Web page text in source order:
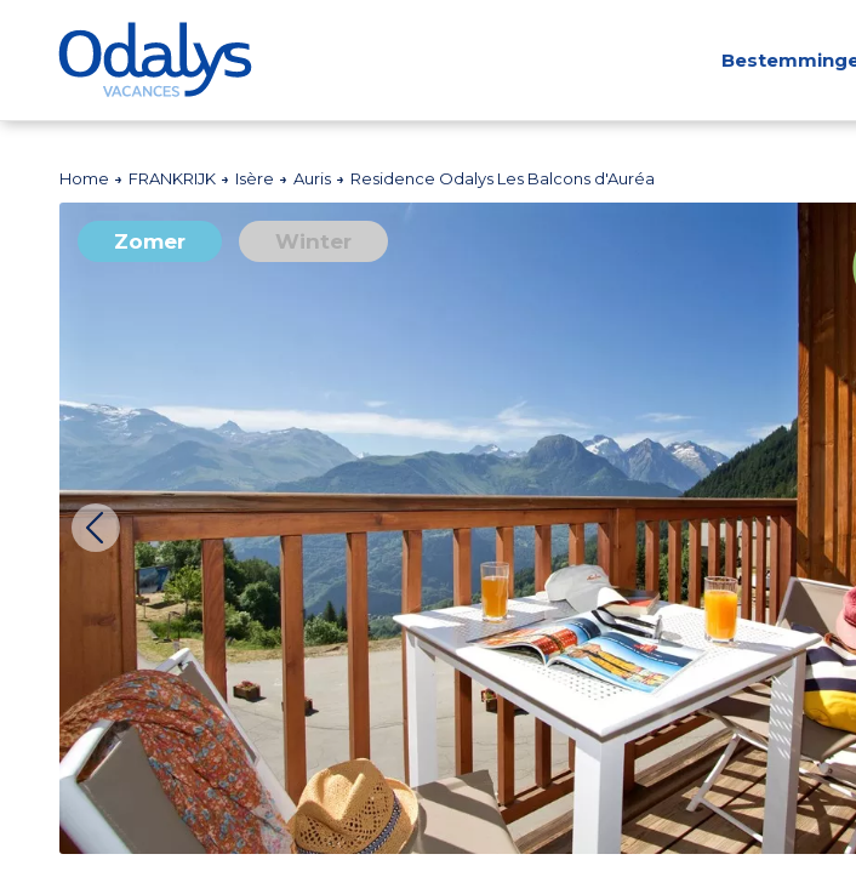
Home FRANKRIJK Isère Auris Residence Odalys Les Balcons d'Auréa
Zomer Winter